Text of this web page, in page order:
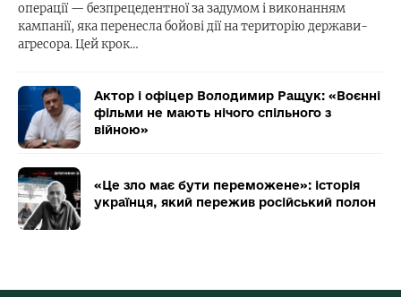
операції — безпрецедентної за задумом і виконанням
кампанії, яка перенесла бойові дії на територію держави-
агресора. Цей крок…
Актор і офіцер Володимир Ращук: «Воєнні
фільми не мають нічого спільного з
війною»
«Це зло має бути переможене»: історія
українця, який пережив російський полон